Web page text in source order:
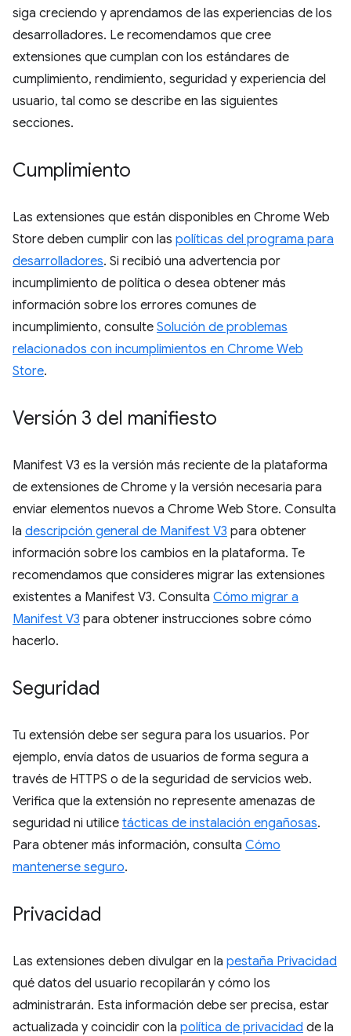
siga creciendo y aprendamos de las experiencias de los
desarrolladores. Le recomendamos que cree
extensiones que cumplan con los estándares de
cumplimiento, rendimiento, seguridad y experiencia del
usuario, tal como se describe en las siguientes
secciones.
Cumplimiento
Las extensiones que están disponibles en Chrome Web
Store deben cumplir con las políticas del programa para
desarrolladores. Si recibió una advertencia por
incumplimiento de política o desea obtener más
información sobre los errores comunes de
incumplimiento, consulte Solución de problemas
relacionados con incumplimientos en Chrome Web
Store.
Versión 3 del manifiesto
Manifest V3 es la versión más reciente de la plataforma
de extensiones de Chrome y la versión necesaria para
enviar elementos nuevos a Chrome Web Store. Consulta
la descripción general de Manifest V3 para obtener
información sobre los cambios en la plataforma. Te
recomendamos que consideres migrar las extensiones
existentes a Manifest V3. Consulta Cómo migrar a
Manifest V3 para obtener instrucciones sobre cómo
hacerlo.
Seguridad
Tu extensión debe ser segura para los usuarios. Por
ejemplo, envía datos de usuarios de forma segura a
través de HTTPS o de la seguridad de servicios web.
Verifica que la extensión no represente amenazas de
seguridad ni utilice tácticas de instalación engañosas.
Para obtener más información, consulta Cómo
mantenerse seguro.
Privacidad
Las extensiones deben divulgar en la pestaña Privacidad
qué datos del usuario recopilarán y cómo los
administrarán. Esta información debe ser precisa, estar
actualizada y coincidir con la política de privacidad de la